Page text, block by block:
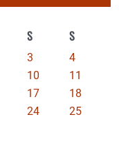
S S
3
4
10
11
17
18
24
25